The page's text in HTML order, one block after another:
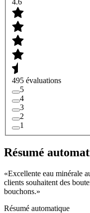
4.6
495 évaluations
5
4
3
2
1
Résumé
«Excellente eau minérale
clients souhaitent des
bouchons.»
Résumé automatique